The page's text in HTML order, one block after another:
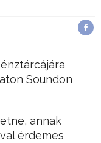
Soundon
annak
érdemes